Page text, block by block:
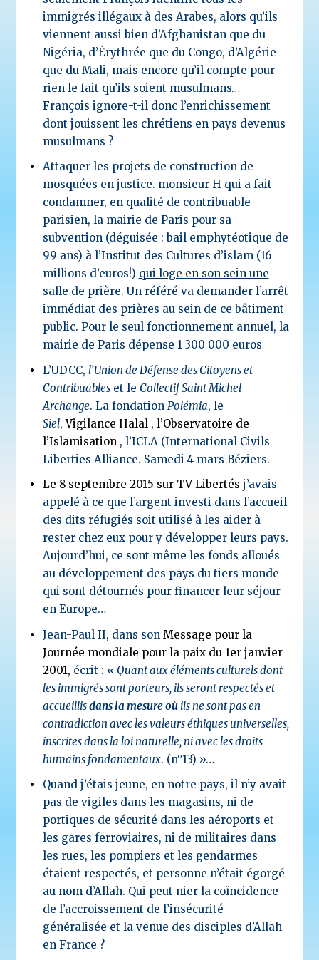
immigrés illégaux à des Arabes, alors qu’ils
viennent aussi bien d’Afghanistan que du
Nigéria, d’Érythrée que du Congo, d’Algérie
que du Mali, mais encore qu’il compte pour
rien le fait qu’ils soient musulmans…
François ignore-t-il donc l’enrichissement
dont jouissent les chrétiens en pays devenus
musulmans ?
Attaquer les projets de construction de
mosquées en justice. monsieur H qui a fait
condamner, en qualité de contribuable
parisien, la mairie de Paris pour sa
subvention (déguisée : bail emphytéotique de
99 ans) à l’Institut des Cultures d’islam (16
millions d’euros!) qui loge en son sein une
salle de prière. Un référé va demander l’arrêt
immédiat des prières au sein de ce bâtiment
public. Pour le seul fonctionnement annuel, la
mairie de Paris dépense 1 300 000 euros
L’UDCC, l’Union de Défense des Citoyens et
Contribuableset le Collectif Saint Michel
Archange. La fondation Polémia, le
Siel, Vigilance Halal , l’Observatoire de
l’Islamisation , l’ICLA (International Civils
Liberties Alliance. Samedi 4 mars Béziers.
Le 8 septembre 2015 sur TV Libertés j’avais
appelé à ce que l’argent investi dans l’accueil
des dits réfugiés soit utilisé à les aider à
rester chez eux pour y développer leurs pays.
Aujourd’hui, ce sont même les fonds alloués
au développement des pays du tiers monde
qui sont détournés pour financer leur séjour
en Europe…
Jean-Paul II, dans son Message pour la
Journée mondiale pour la paix du 1erjanvier
2001, écrit : « Quant aux éléments culturels dont
les immigrés sont porteurs, ils seront respectés et
accueillisdans la mesure oùils ne sont pas en
contradiction avec les valeurs éthiques universelles,
inscrites dans la loi naturelle, ni avec les droits
humains fondamentaux. (n°13) »…
Quand j’étais jeune, en notre pays, il n’y avait
pas de vigiles dans les magasins, ni de
portiques de sécurité dans les aéroports et
les gares ferroviaires, ni de militaires dans
les rues, les pompiers et les gendarmes
étaient respectés, et personne n’était égorgé
au nom d’Allah. Qui peut nier la coïncidence
de l’accroissement de l’insécurité
généralisée et la venue des disciples d’Allah
en France ?